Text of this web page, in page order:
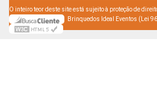
O inteiro teor deste site está sujeito à proteção de
Brinquedos Ideal Eventos (Lei